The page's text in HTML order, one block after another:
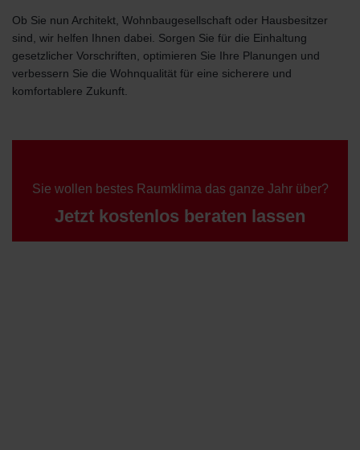
Ob Sie nun Architekt, Wohnbaugesellschaft oder Hausbesitzer
sind, wir helfen Ihnen dabei. Sorgen Sie für die Einhaltung
gesetzlicher Vorschriften, optimieren Sie Ihre Planungen und
verbessern Sie die Wohnqualität für eine sicherere und
komfortablere Zukunft.
Sie wollen bestes Raumklima das ganze Jahr über?
Jetzt kostenlos beraten lassen